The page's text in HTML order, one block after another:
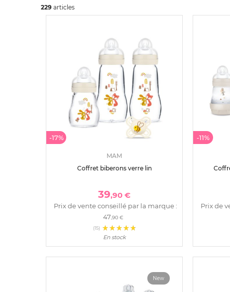
229 articles
-17%
MAM
Coffret biberons verre lin
39,90 €
Prix de vente conseillé par la marque :
47 ,90 €
(15)
En stock
-11%
Prix de
New